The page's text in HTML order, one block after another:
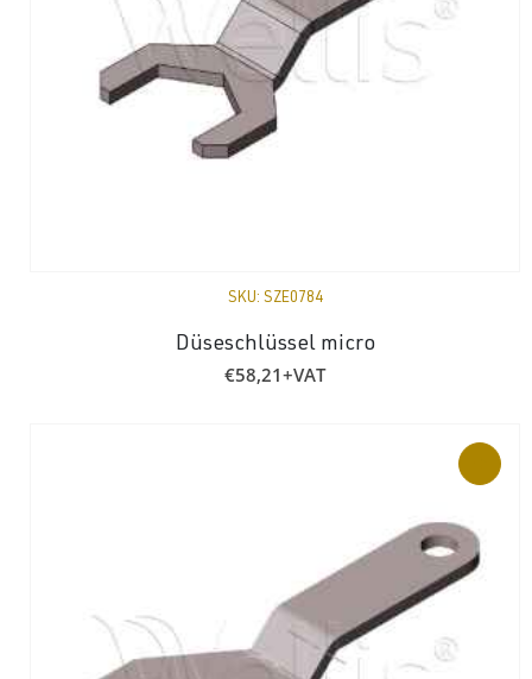
SKU: SZE0784
Düseschlüssel micro
€58,21+VAT